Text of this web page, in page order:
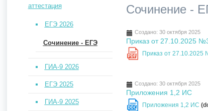
Сочинение -
Создано: 30 октября 2025
Приказ от 27.10.2025
PDF Приказ от 27.10.2025
Создано: 30 октября 2025
Приложения 1,2 ИС
DOC Приложения 1,2 ИС
аттестация
ЕГЭ 2026
Сочинение - ЕГЭ
ГИА-9 2026
ЕГЭ 2025
ГИА-9 2025